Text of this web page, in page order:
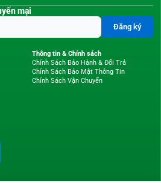
mại
Đăng ký
Thông tin & Chính sách
Chính Sách Bảo Hành & Đổi Trả
Chính Sách Bảo Mật Thông Tin
Chính Sách Vận Chuyển